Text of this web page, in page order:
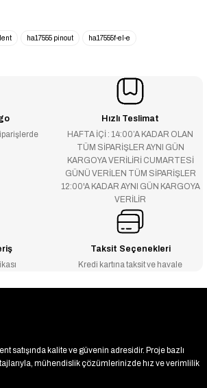
ha17555 pinout ha17555f-el-e
Hızlı Teslimat
HAFTA İÇİ : 14:00’A KADAR OLAN
TÜM SİPARİŞLER AYNI GÜN
KARGOYA VERİLİRİ CUMARTESİ
GÜNÜ VERİLEN TÜM SİPARİŞLER
12:00'A KADAR AYNI GÜN KARGOYA
VERİLİR
Taksit Seçenekleri
Kredi kartına taksit ve havale
satışında kalite ve güvenin adresidir. Proje bazlı
mühendislik çözümlerinizde hız ve verimlilik